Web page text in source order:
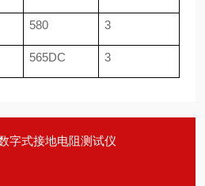
580 3
565DC 3
字式接地电阻测试仪